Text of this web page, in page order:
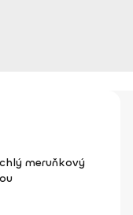
meruňkový